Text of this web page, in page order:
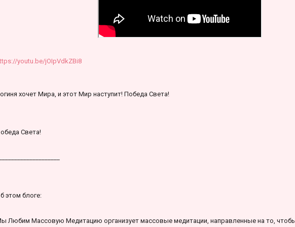
youtu.be/jOIpVdkZBi8
хочет Мира, и этот Мир наступит! Победа Света!
Света!
этом блоге:
Любим Массовую Медитацию организует массовые медитации, направленные на то,